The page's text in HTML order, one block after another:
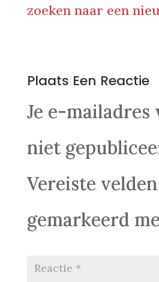
zoeken naar een
Plaats Een Reactie
Je e-
niet
Vereiste
gemarkeerd